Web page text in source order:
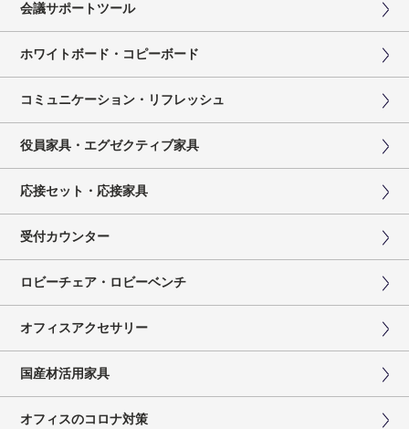
会議サポートツール
ホワイトボード・コピーボード
コミュニケーション・リフレッシュ
役員家具・エグゼクティブ家具
応接セット・応接家具
受付カウンター
ロビーチェア・ロビーベンチ
オフィスアクセサリー
国産材活用家具
オフィスのコロナ対策